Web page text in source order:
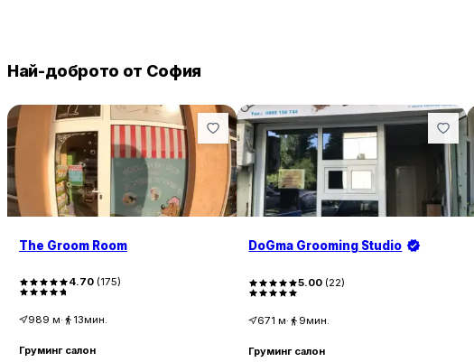
Най-доброто от София
The Groom Room
4.70 (175)
989 м· 13мин.
Груминг салон
DoGma Grooming Studio
5.00 (22)
671 м· 9мин.
Груминг салон